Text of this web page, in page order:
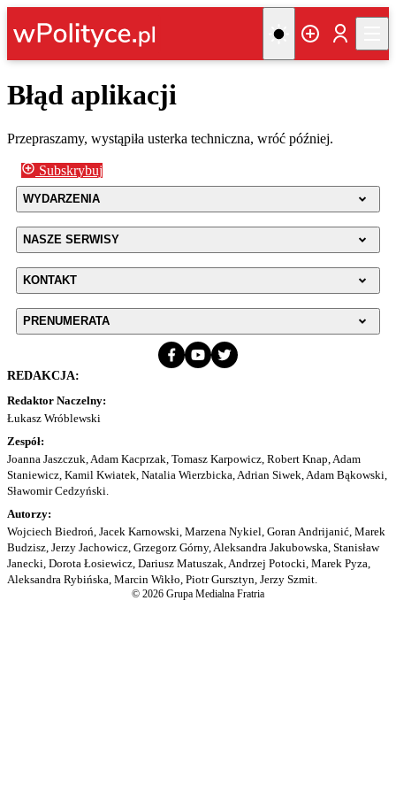
Błąd aplikacji
Przepraszamy, wystąpiła usterka techniczna, wróć później.
Subskrybuj
WYDARZENIA
NASZE SERWISY
KONTAKT
PRENUMERATA
REDAKCJA:
Redaktor Naczelny:
Łukasz Wróblewski
Zespół:
Joanna Jaszczuk, Adam Kacprzak, Tomasz Karpowicz, Robert Knap, Adam
Staniewicz, Kamil Kwiatek, Natalia Wierzbicka, Adrian Siwek, Adam Bąkowski,
Sławomir Cedzyński.
Autorzy:
Wojciech Biedroń, Jacek Karnowski, Marzena Nykiel, Goran Andrijanić, Marek
Budzisz, Jerzy Jachowicz, Grzegorz Górny, Aleksandra Jakubowska, Stanisław
Janecki, Dorota Łosiewicz, Dariusz Matuszak, Andrzej Potocki, Marek Pyza,
Aleksandra Rybińska, Marcin Wikło, Piotr Gursztyn, Jerzy Szmit.
© 2026 Grupa Medialna Fratria